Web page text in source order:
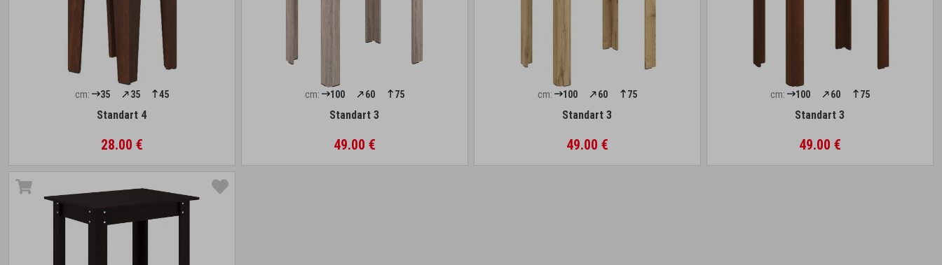
cm: 35 35 45
Standart 4
28.00 €
cm: 100 60 75
Standart 3
49.00 €
cm: 100 60 75
Standart 3
49.00 €
cm: 100 60 75
Standart 3
49.00 €